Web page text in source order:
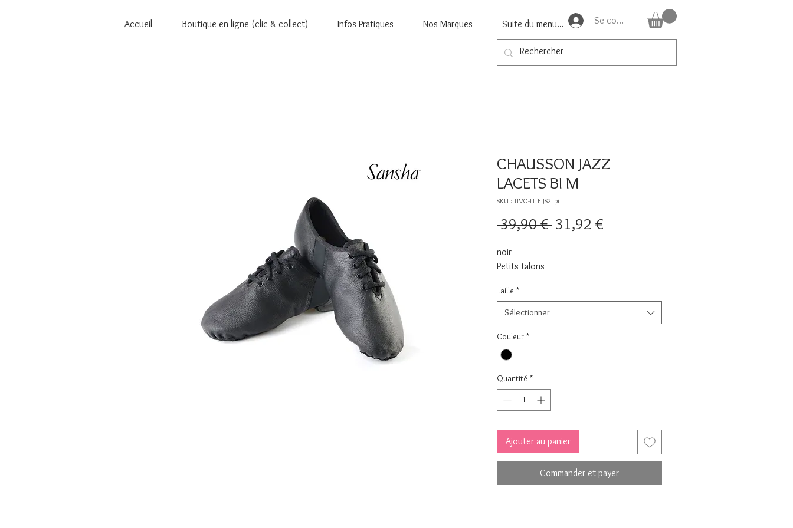
Accueil Boutique en ligne (clic & collect) Infos Pratiques Nos Marques Suite du menu... Se connecter
CHAUSSON JAZZ
LACETS BI M
SKU : TIVO-LITE JS2Lpi
39,90 € Prix
31,92 €
noir
Petits talons
Taille *
Sélectionner
Couleur *
Quantité *
Ajouter au panier
Commander et payer